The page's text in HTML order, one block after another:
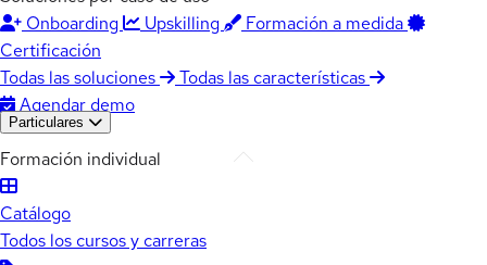
Onboarding
Upskilling
Formación a medida
Certificación
Todas las soluciones
Todas las características
Agendar demo
Particulares
Formación individual
Catálogo
Todos los cursos y carreras